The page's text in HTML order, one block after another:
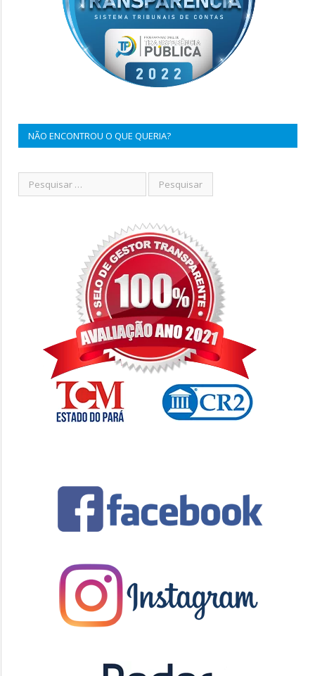
NÃO ENCONTROU O QUE QUERIA?